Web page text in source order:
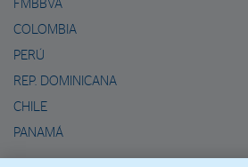
FMBBVA
COLOMBIA
PERÚ
REP. DOMINICANA
CHILE
PANAMÁ